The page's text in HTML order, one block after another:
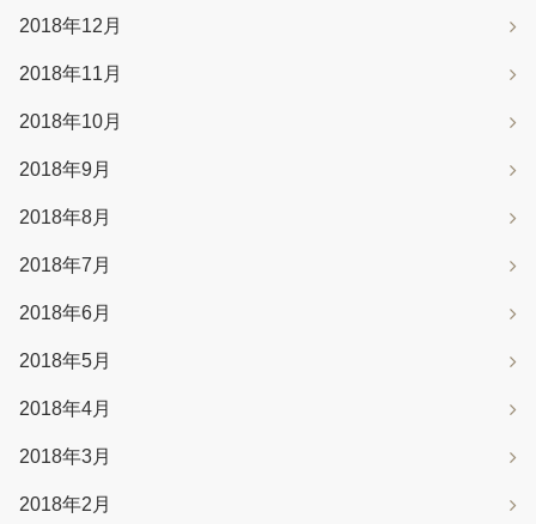
2018年12月
2018年11月
2018年10月
2018年9月
2018年8月
2018年7月
2018年6月
2018年5月
2018年4月
2018年3月
2018年2月